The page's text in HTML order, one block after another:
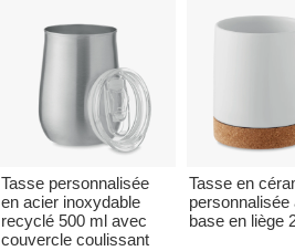
Tasse personnalisée
en acier inoxydable
recyclé 500 ml avec
couvercle coulissant
Tasse en
personnalisée
base en liège